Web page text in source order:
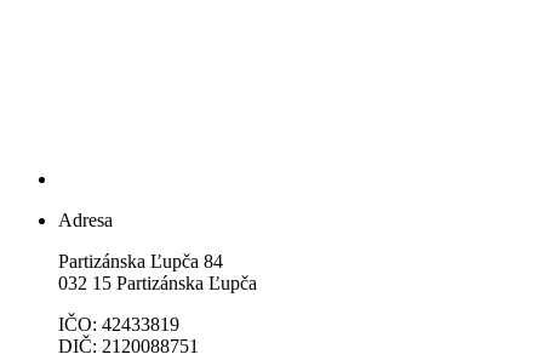
Adresa
Partizánska Ľupča 84
032 15 Partizánska Ľupča
IČO: 42433819
DIČ: 2120088751